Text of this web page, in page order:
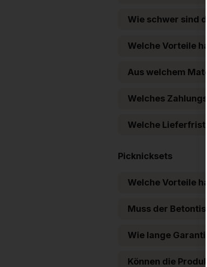
Wie schwer sind
Welche Vorteile
Aus welchem
Welches
Welche Lieferfrist
Picknicksets
Welche Vorteile
Muss der
Wie lange
Können die